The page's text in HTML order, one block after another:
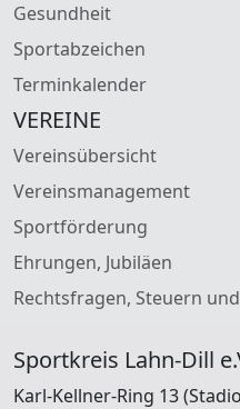
Gesundheit
Sportabzeichen
Terminkalender
VEREINE
Vereinsübersicht
Vereinsmanagement
Sportförderung
Ehrungen, Jubiläen
Rechtsfragen, Steuern
Sportkreis Lahn-Dill
Karl-Kellner-Ring 13